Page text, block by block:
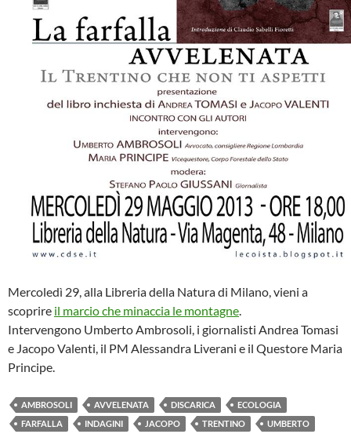
Mercoledì 29, alla Libreria della Natura di Milano, vieni a
scoprire il marcio che minaccia le montagne.
Intervengono Umberto Ambrosoli, i giornalisti Andrea Tomasi
e Jacopo Valenti, il PM Alessandra Liverani e il Questore Maria
Principe.
AMBROSOLI AVVELENATA DISCARICA
ECOLOGIA
FARFALLA
INDAGINI JACOPO TRENTINO
UMBERTO